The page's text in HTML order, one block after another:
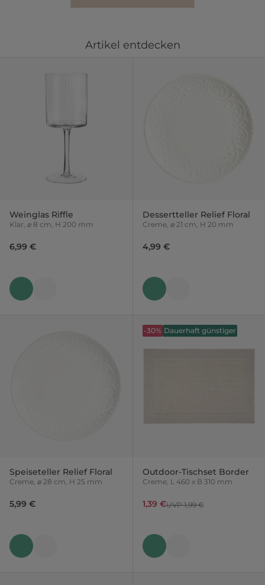
Artikel entdecken
Weinglas Riffle
Klar, ⌀ 8 cm, H 200 mm
6,99 €
Dessertteller Relief Floral
Creme, ⌀ 21 cm, H 20 mm
4,99 €
Speiseteller Relief Floral
Creme, ⌀ 28 cm, H 25 mm
5,99 €
Outdoor-Tischset Border
Creme, L 460 x B 310 mm
1,39 €UVP 1,99 €
-30% Dauerhaft günstiger